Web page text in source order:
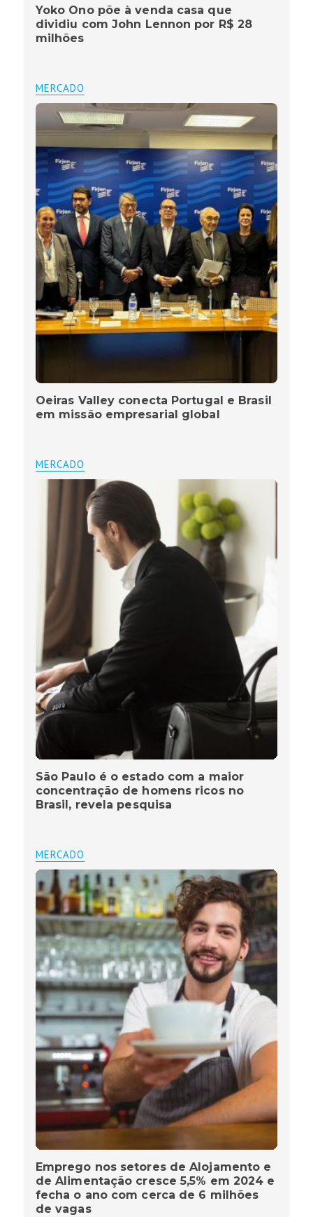
Yoko Ono põe à venda casa que
dividiu com John Lennon por R$ 28
milhões
MERCADO
Oeiras Valley conecta Portugal e Brasil
em missão empresarial global
MERCADO
São Paulo é o estado com a maior
concentração de homens ricos no
Brasil, revela pesquisa
MERCADO
Emprego nos setores de Alojamento e
de Alimentação cresce 5,5% em 2024 e
fecha o ano com cerca de 6 milhões
de vagas